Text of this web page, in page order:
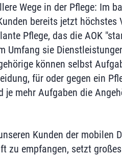
Wege in der Pflege: Im
bereits jetzt höchstes
Pflege, das die AOK
Umfang sie
können selbst
für oder gegen ein
mehr Aufgaben die
Kunden der mobilen
zu empfangen, setzt